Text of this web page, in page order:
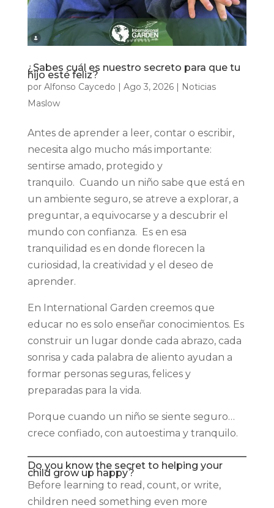
¿Sabes cuál es nuestro secreto para que tu
hijo esté feliz?
por Alfonso Caycedo | Ago 3, 2026| Noticias
Maslow
Antes de aprender a leer, contar o escribir,
necesita algo mucho más importante:
sentirse amado, protegido y
tranquilo. Cuando un niño sabe que está en
un ambiente seguro, se atreve a explorar, a
preguntar, a equivocarse y a descubrir el
mundo con confianza. Es en esa
tranquilidad es en donde florecen la
curiosidad, la creatividad y el deseo de
aprender.
En International Garden creemos que
educar no es solo enseñar conocimientos. Es
construir un lugar donde cada abrazo, cada
sonrisa y cada palabra de aliento ayudan a
formar personas seguras, felices y
preparadas para la vida.
Porque cuando un niño se siente seguro…
crece confiado, con autoestima y tranquilo.
Do you know the secret to helping your
child grow up happy?
Before learning to read, count, or write,
children need something even more